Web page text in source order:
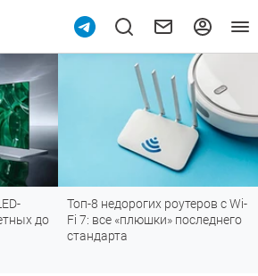
до
Топ-8 недорогих роутеров с Wi-
Fi 7: все «плюшки» последнего
стандарта